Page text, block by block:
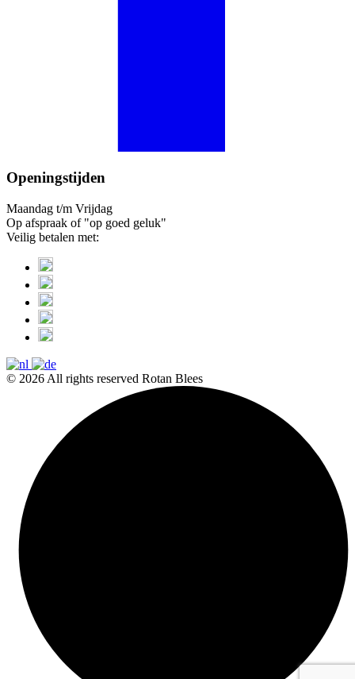
Openingstijden
Maandag t/m Vrijdag
Op afspraak of "op goed geluk"
Veilig betalen met:
© 2026 All rights reserved Rotan Blees